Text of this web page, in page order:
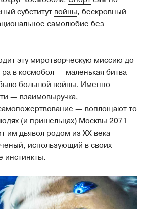
субститут войны, бескровный
самолюбие без
эту миротворческую миссию до
в космобол — маленькая битва
большой войны. Именно
— взаимовыручка,
— воплощают то
(и пришельцах) Москвы 2071
им дьявол родом из XX века —
использующий в своих
инстинкты.